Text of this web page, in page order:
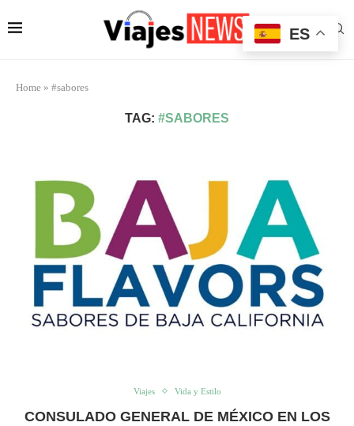
Home » #sabores
TAG: #SABORES
Viajes Vida y Estilo
CONSULADO GENERAL DE MÉXICO EN LOS
ES